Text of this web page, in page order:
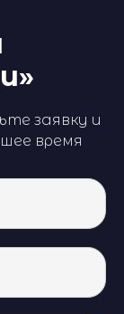
заявку и
время